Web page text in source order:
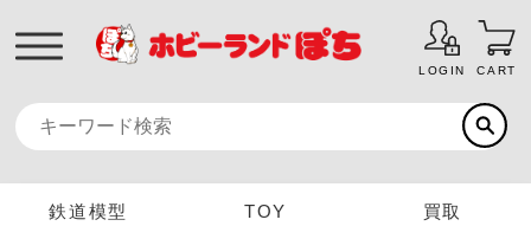
LOGIN CART
鉄道模型 TOY 買取